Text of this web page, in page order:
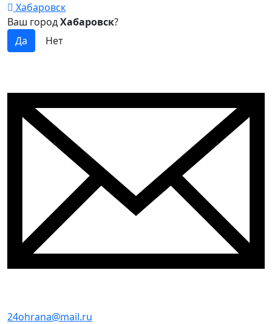
Хабаровск
Ваш городХабаровск?
24ohrana@mail.ru